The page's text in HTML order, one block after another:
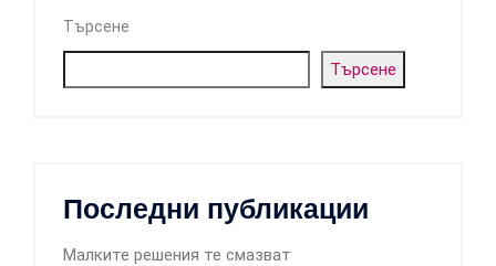
Търсене
Търсене
Последни публикации
Малките решения те смазват